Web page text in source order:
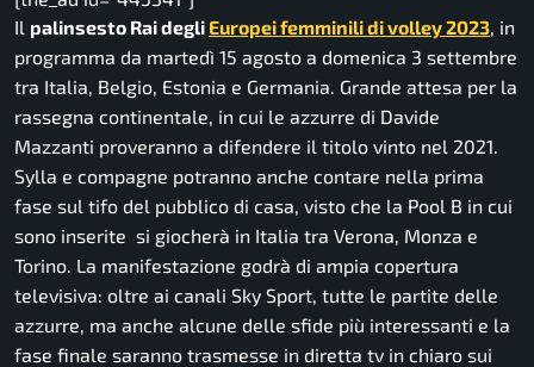
Il palinsesto Rai degli Europei femminili di volley 2023 , in
programma da martedì 15 agosto a domenica 3 settembre
tra Italia, Belgio, Estonia e Germania. Grande attesa per la
rassegna continentale, in cui le azzurre di Davide
Mazzanti proveranno a difendere il titolo vinto nel 2021.
Sylla e compagne potranno anche contare nella prima
fase sul tifo del pubblico di casa, visto che la Pool B in cui
sono inserite si giocherà in Italia tra Verona, Monza e
Torino. La manifestazione godrà di ampia copertura
televisiva: oltre ai canali Sky Sport, tutte le partite delle
azzurre, ma anche alcune delle sfide più interessanti e la
fase finale saranno trasmesse in diretta tv in chiaro sui